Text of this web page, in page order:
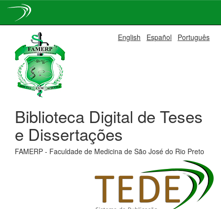
navigation
English Español Português
Biblioteca Digital de Teses
e Dissertações
FAMERP - Faculdade de Medicina de São José do Rio Preto